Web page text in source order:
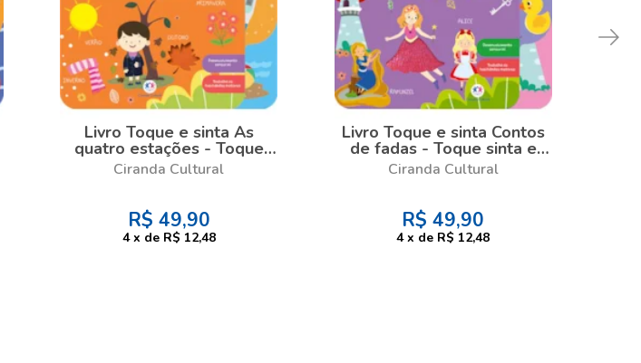
Livro Toque e sinta As
quatro estações - Toque
sinta e aprenda
Ciranda Cultural
R$ 49,90
4 x de R$ 12,48
Livro Toque e sinta Contos
de fadas - Toque sinta e
aprenda
Ciranda Cultural
R$ 49,90
4 x de R$ 12,48